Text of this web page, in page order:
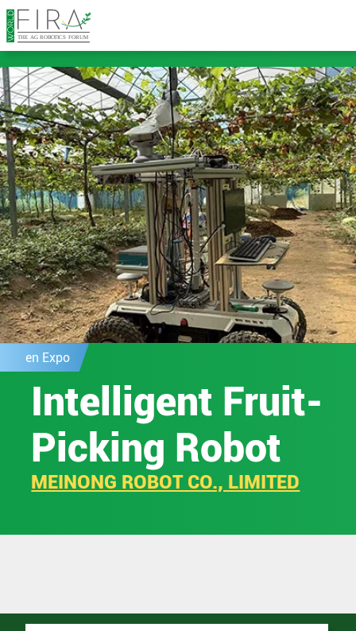
en Expo
Intelligent Fruit-
Picking Robot
MEINONG ROBOT CO., LIMITED